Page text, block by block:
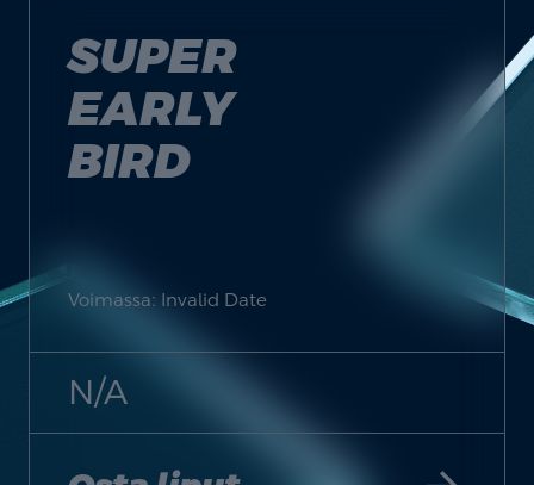
SUPER
EARLY
BIRD
Voimassa: Invalid Date
N/A